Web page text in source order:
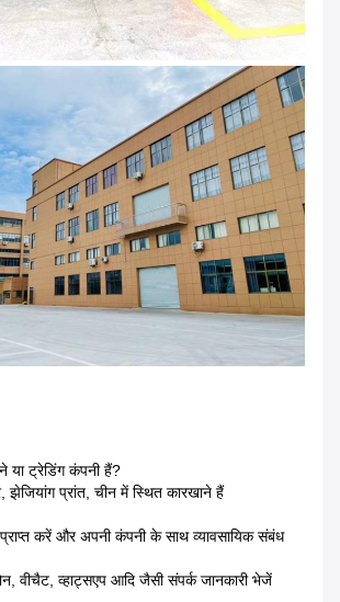
या ट्रेडिंग कंपनी हैं?
प्रांत, चीन में स्थित कारखाने हैं
करें और अपनी कंपनी के साथ व्यावसायिक संबंध
वीचैट, व्हाट्सएप आदि जैसी संपर्क जानकारी भेजें